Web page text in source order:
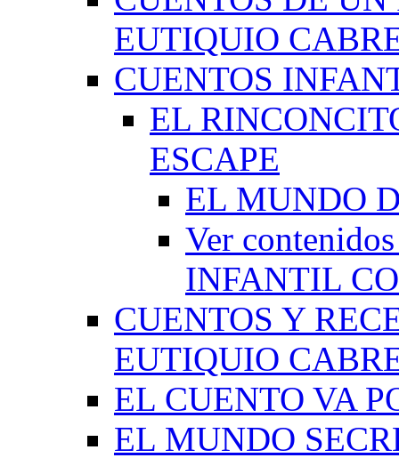
EUTIQUIO
CUENTOS
EL
ESCAPE
EL MUNDO
Ver
INFANTIL
CUENTOS Y
EUTIQUIO
EL CUENTO VA
EL MUNDO